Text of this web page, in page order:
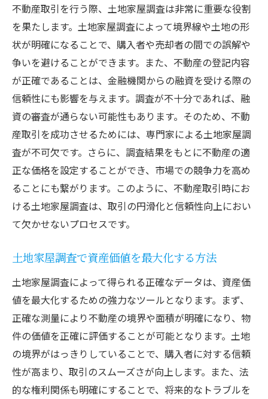
不動産取引を行う際、土地家屋調査は非常に重要な役割
を果たします。土地家屋調査によって境界線や土地の形
状が明確になることで、購入者や売却者の間での誤解や
争いを避けることができます。また、不動産の登記内容
が正確であることは、金融機関からの融資を受ける際の
信頼性にも影響を与えます。調査が不十分であれば、融
資の審査が通らない可能性もあります。そのため、不動
産取引を成功させるためには、専門家による土地家屋調
査が不可欠です。さらに、調査結果をもとに不動産の適
正な価格を設定することができ、市場での競争力を高め
ることにも繋がります。このように、不動産取引時にお
ける土地家屋調査は、取引の円滑化と信頼性向上におい
て欠かせないプロセスです。
土地家屋調査で資産価値を最大化する方法
土地家屋調査によって得られる正確なデータは、資産価
値を最大化するための強力なツールとなります。まず、
正確な測量により不動産の境界や面積が明確になり、物
件の価値を正確に評価することが可能となります。土地
の境界がはっきりしていることで、購入者に対する信頼
性が高まり、取引のスムーズさが向上します。また、法
的な権利関係も明確にすることで、将来的なトラブルを